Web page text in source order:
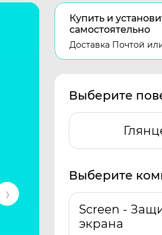
Купить и
самостоятельно
Доставка Почтой
Выберите
Выберите
Screen -
экрана